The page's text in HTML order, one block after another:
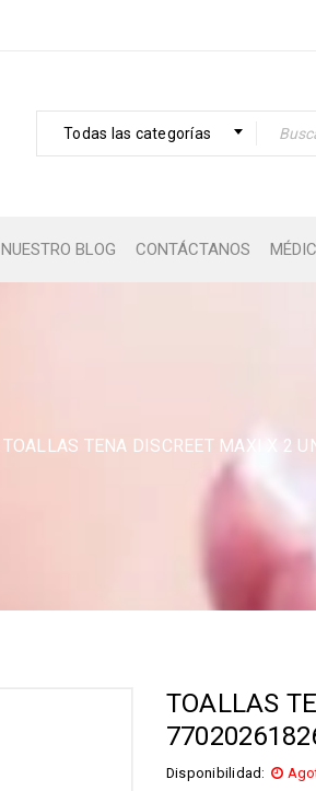
Todas las categorías
NUESTRO BLOG CONTÁCTANOS
TOALLAS TENA DISCREET MAXI X 2
TOALLAS
Disponibilidad: